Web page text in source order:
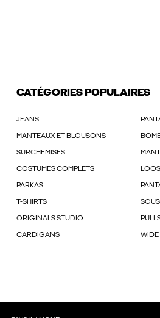
CATÉGORIES POPULAIRES
JEANS
MANTEAUX ET BLOUSONS
SURCHEMISES
COSTUMES COMPLETS
PARKAS
T-SHIRTS
ORIGINALS STUDIO
CARDIGANS WIDE